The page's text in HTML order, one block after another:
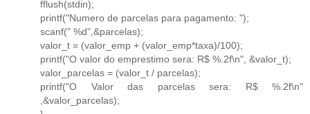
fflush(stdin);
printf("Numero de parcelas para pagamento: ");
scanf(" %d",&parcelas);
valor_t = (valor_emp + (valor_emp*taxa)/100);
printf("O valor do emprestimo sera: R$ %.2f\n", &valor_t);
valor_parcelas = (valor_t / parcelas);
printf("O Valor das parcelas sera: R$ %.2f\n"
,&valor_parcelas);